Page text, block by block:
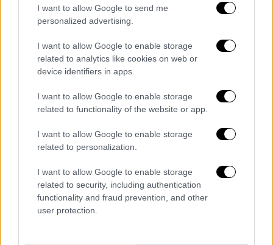
I want to allow Google to send me
personalized advertising.
I want to allow Google to enable storage
related to analytics like cookies on web or
device identifiers in apps.
I want to allow Google to enable storage
related to functionality of the website or app.
I want to allow Google to enable storage
related to personalization.
I want to allow Google to enable storage
related to security, including authentication
functionality and fraud prevention, and other
user protection.
ΝΗΣΙΑ ΙΟΝΙΟΥ, ΗΠΕΙΡΟΣ, ΔΥΤΙΚΗ ΣΤΕΡΕΑ,
ΔΥΤΙΚΗ ΠΕΛΟΠΟΝΝΗΣΟΣ
Καιρός: Γενικά αίθριος με πρόσκαιρες
νεφώσεις τις μεσημβρινές και
απογευματινές ώρες στα ηπειρωτικά όπου
στα ορεινά θα εκδηλωθούν τοπικές βροχές ή
όμβροι.
μποφόρ.
Θερμοκρασία: Από 21 έως 34 βαθμούς
Κελσίου.
ΘΕΣΣΑΛΙΑ, ΑΝΑΤΟΛΙΚΗ ΣΤΕΡΕΑ, ΕΥΒΟΙΑ,
ΑΝΑΤΟΛΙΚΗ ΠΕΛΟΠΟΝΝΗΣΟΣ